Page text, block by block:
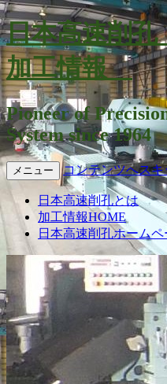
日本高速削
加工情報
Pioneer of
System since 1964
メニュー コンテンツへスキ
日本高速削孔とは
加工情報HOME
日本高速削孔ホーム